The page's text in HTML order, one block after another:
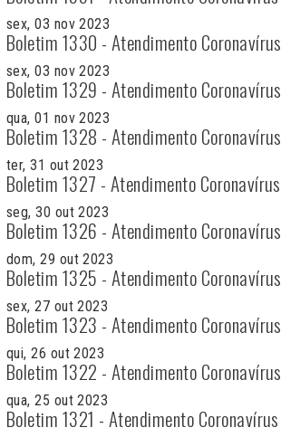
sex, 03 nov 2023
Boletim 1330 - Atendimento Coronavírus
sex, 03 nov 2023
Boletim 1329 - Atendimento Coronavírus
qua, 01 nov 2023
Boletim 1328 - Atendimento Coronavírus
ter, 31 out 2023
Boletim 1327 - Atendimento Coronavírus
seg, 30 out 2023
Boletim 1326 - Atendimento Coronavírus
dom, 29 out 2023
Boletim 1325 - Atendimento Coronavírus
sex, 27 out 2023
Boletim 1323 - Atendimento Coronavírus
qui, 26 out 2023
Boletim 1322 - Atendimento Coronavírus
qua, 25 out 2023
Boletim 1321 - Atendimento Coronavírus